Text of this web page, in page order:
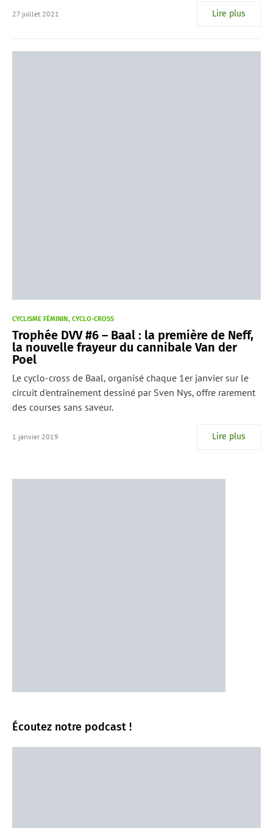
27 juillet 2021 Lire plus
CYCLISME FÉMININ CYCLO-CROSS
Trophée DVV #6 – Baal : la première de Neff,
la nouvelle frayeur du cannibale Van der
Poel
Le cyclo-cross de Baal, organisé chaque 1er janvier sur le
circuit d'entraînement dessiné par Sven Nys, offre rarement
des courses sans saveur.
1 janvier 2019 Lire plus
Écoutez notre podcast !